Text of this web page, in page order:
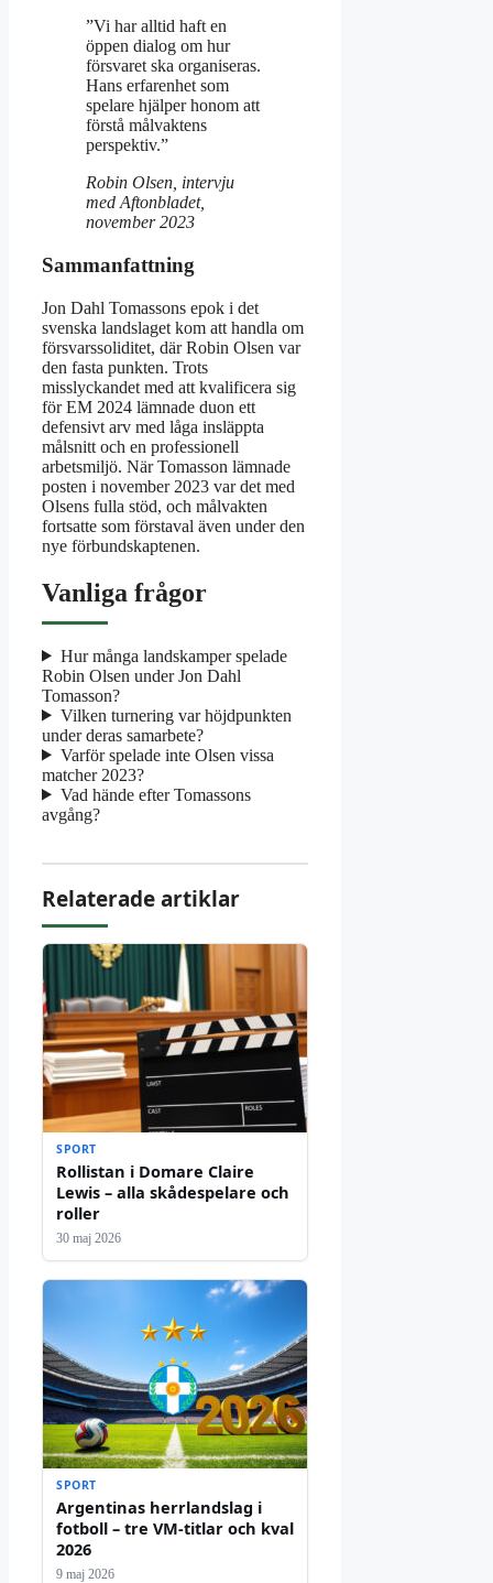
”Vi har alltid haft en
öppen dialog om hur
försvaret ska organiseras.
Hans erfarenhet som
spelare hjälper honom att
förstå målvaktens
perspektiv.”
Robin Olsen, intervju
med Aftonbladet,
november 2023
Sammanfattning
Jon Dahl Tomassons epok i det
svenska landslaget kom att handla om
försvarssoliditet, där Robin Olsen var
den fasta punkten. Trots
misslyckandet med att kvalificera sig
för EM 2024 lämnade duon ett
defensivt arv med låga insläppta
målsnitt och en professionell
arbetsmiljö. När Tomasson lämnade
posten i november 2023 var det med
Olsens fulla stöd, och målvakten
fortsatte som förstaval även under den
nye förbundskaptenen.
Vanliga frågor
Hur många landskamper spelade
Robin Olsen under Jon Dahl
Tomasson?
Vilken turnering var höjdpunkten
under deras samarbete?
Varför spelade inte Olsen vissa
matcher 2023?
Vad hände efter Tomassons
avgång?
Relaterade artiklar
SPORT
Rollistan i Domare Claire
Lewis – alla skådespelare och
roller
30 maj 2026
SPORT
Argentinas herrlandslag i
fotboll – tre VM-titlar och kval
2026
9 maj 2026